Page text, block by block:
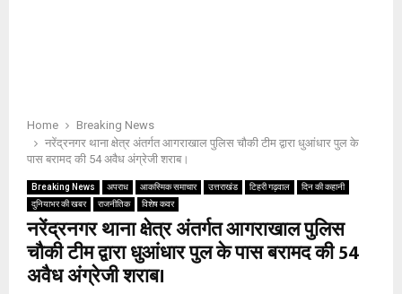
Home
Breaking News
नरेंद्रनगर थाना क्षेत्र अंतर्गत आगराखाल पुलिस चौकी टीम द्वारा धुआंधार पुल के
पास बरामद की 54 अवैध अंग्रेजी शराब।
Breaking News अपराध आकस्मिक समाचार उत्तराखंड टिहरी गढ़वाल
दिन की कहानी
दुनियाभर की खबर
राजनीतिक विशेष कवर
नरेंद्रनगर थाना क्षेत्र अंतर्गत आगराखाल पुलिस
चौकी टीम द्वारा धुआंधार पुल के पास बरामद की 54
अवैध अंग्रेजी शराब।